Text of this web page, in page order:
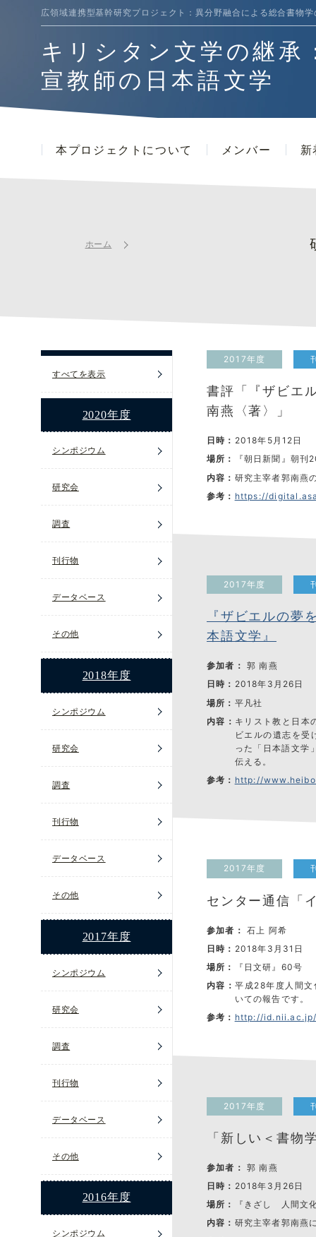
広領域連携型基幹研究プロジェクト：異分野融合による総合書物学
キリシタン文学の継承
宣教師の日本語文学
本プロジェクトについて メンバー 新
ホーム
すべてを表示
2020年度
シンポジウム
研究会
調査
刊行物
データベース
その他
2018年度
シンポジウム
研究会
調査
刊行物
データベース
その他
2017年度
シンポジウム
研究会
調査
刊行物
データベース
その他
2016年度
シンポジウム
2017年度
書評「『ザビエ
南燕〈著〉」
日時： 2018年5月12日
場所：
『朝日新聞』朝刊
内容： 研究主宰者郭南燕
参考： https://
2017年度
『ザビエルの夢
本語文学』
参加者： 郭 南燕
日時： 2018年3月26日
場所： 平凡社
内容： キリスト教と日本
ビエルの遺志を受
った「日本語文学
伝える。
参考： http://
2017年度
センター通信「
参加者： 石上 阿希
日時： 2018年3月31日
場所：
『日文研』60号
内容：平成28年度人間文
いての報告です。
参考： http://
2017年度
「新しい＜書物
参加者： 郭 南燕
日時： 2018年3月26日
場所：
『きざし 人間文
内容： 研究主宰者郭南燕